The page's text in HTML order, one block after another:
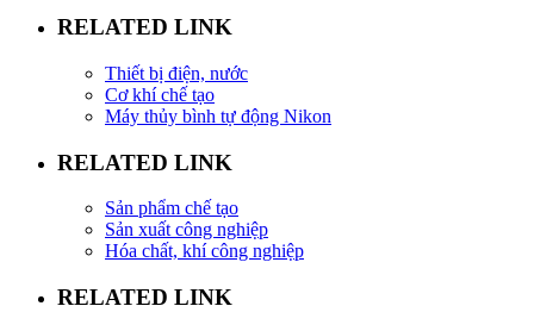
RELATED LINK
Thiết bị điện, nước
Cơ khí chế tạo
Máy thủy bình tự động Nikon
RELATED LINK
Sản phẩm chế tạo
Sản xuất công nghiệp
Hóa chất, khí công nghiệp
RELATED LINK